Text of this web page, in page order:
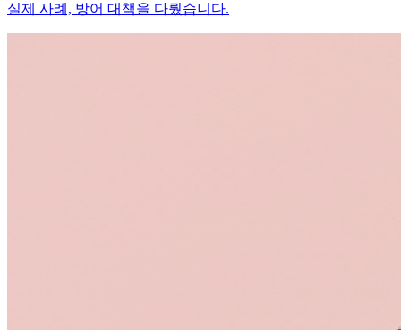
실제 사례, 방어 대책을 다뤘습니다.